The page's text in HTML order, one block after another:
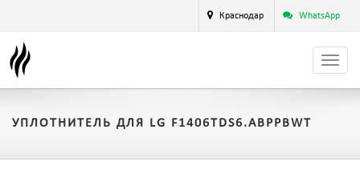
Краснодар WhatsApp
УПЛОТНИТЕЛЬ ДЛЯ LG F1406TDS6.ABPPBWT